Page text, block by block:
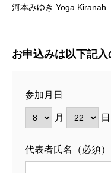
河本みゆき Yoga Kiranah
お申込みは以下記入
参加月日
月 日
代表者氏名（必須）